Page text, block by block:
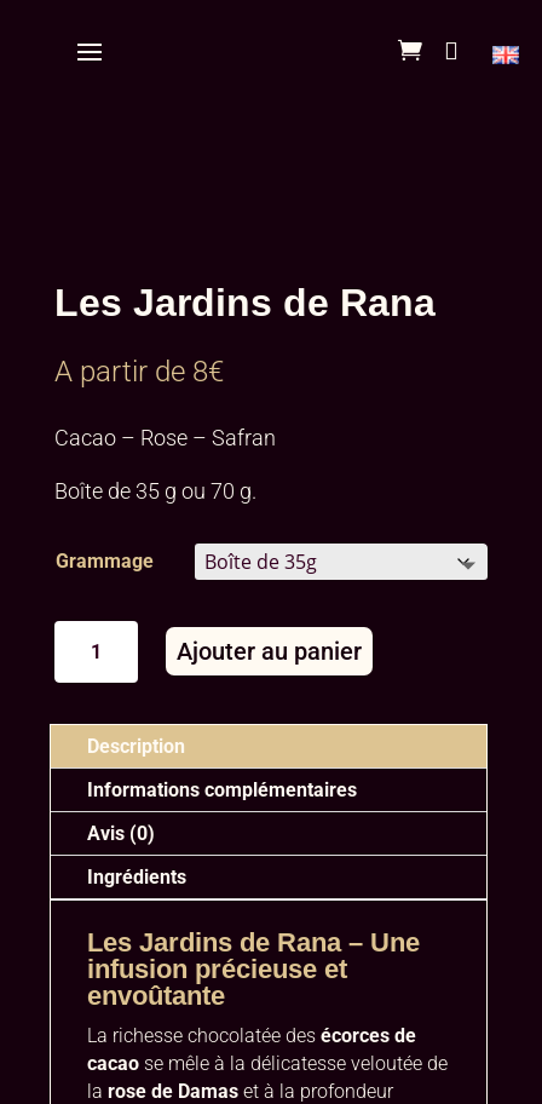
 
Les Jardins de Rana
A partir de 8€
Cacao – Rose – Safran
Boîte de 35 g ou 70 g.
Grammage
Les
Rana
Ajouter au panier
l
r
t
Description
Informations complémentaires
Avis (0)
Ingrédients
Les Jardins de Rana – Une
infusion précieuse et
envoûtante
La richesse chocolatée des écorces de
cacaose mêle à la délicatesse veloutée de
la rose de Damaset à la profondeur